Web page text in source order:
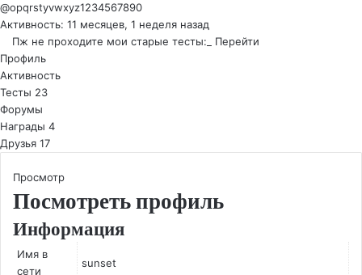
@opqrstyvwxyz1234567890
Активность: 11 месяцев, 1 неделя назад
Пж не проходите мои старые тесты:_ Перейти
Профиль
Активность
Тесты 23
Форумы
Награды 4
Друзья 17
Просмотр
Посмотреть профиль
Информация
Имя в
сети
sunset